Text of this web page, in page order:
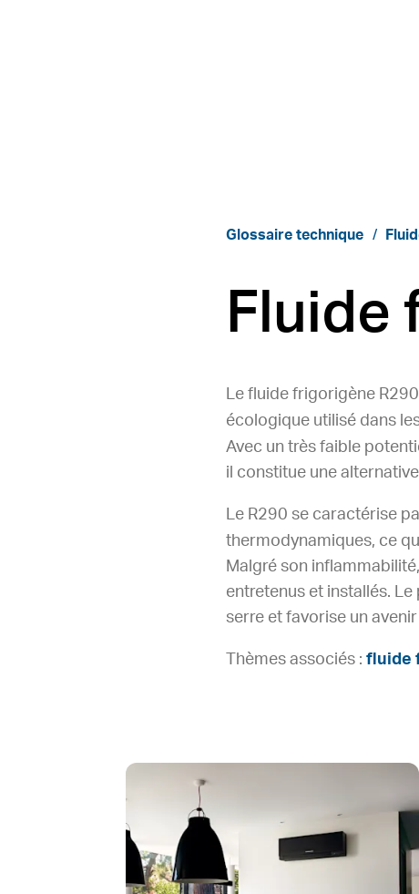
Glossaire technique
Fluide
Le fluide frigorigène
écologique utilisé dans
Avec un très faible
il constitue une
Le R290 se caractérise
thermodynamiques, ce
Malgré son
entretenus et installés.
serre et favorise un
Thèmes associés : fluide